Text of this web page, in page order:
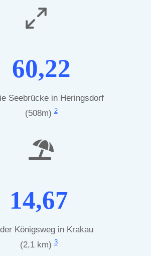
60,22
Seebrücke in Heringsdorf
(508m)2
14,67
Königsweg in Krakau
(2,1 km)3